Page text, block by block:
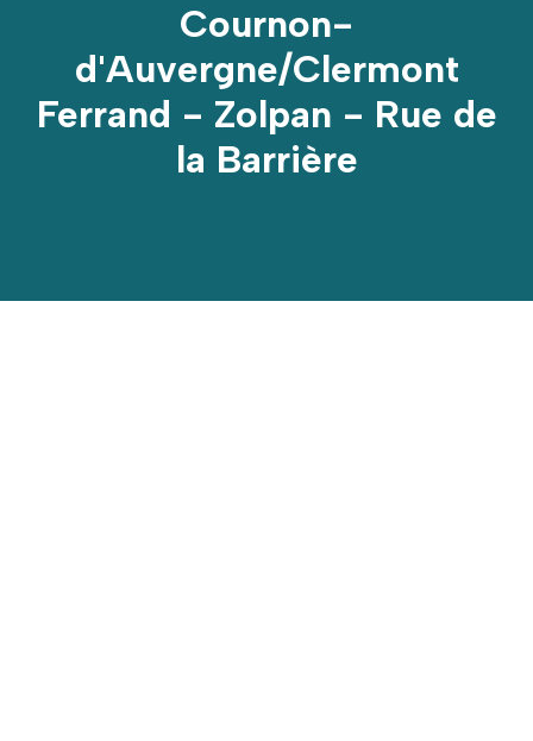
Cournon-
d'Auvergne/Clermont
Ferrand - Zolpan - Rue de
la Barrière